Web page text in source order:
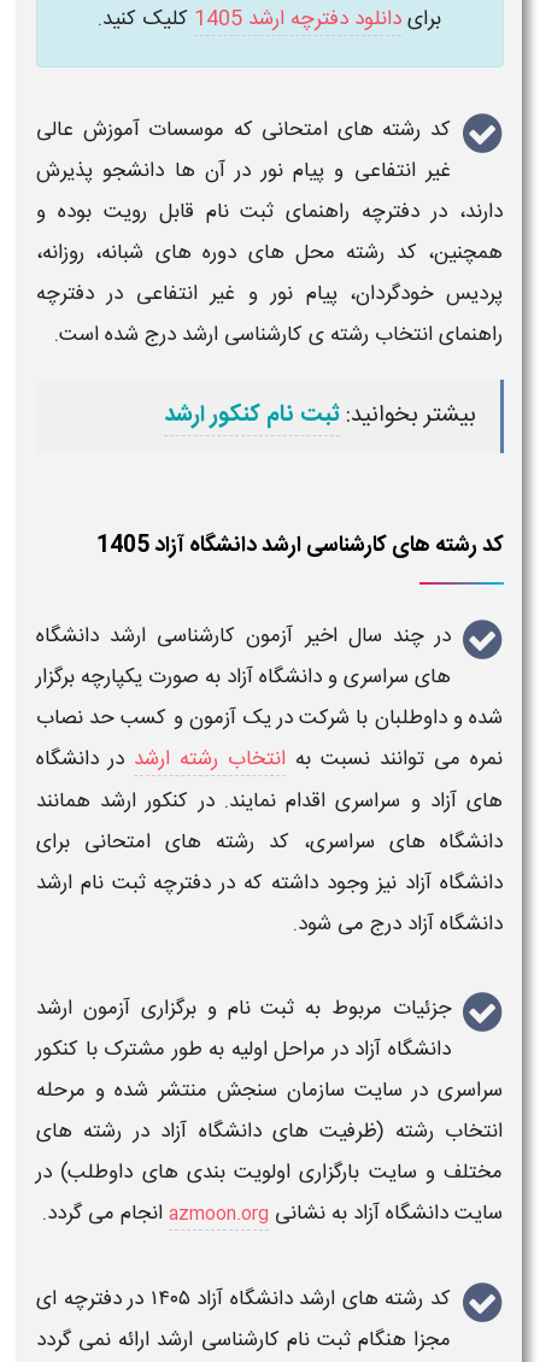
برایدانلود دفترچه ارشد 1405 کلیک کنید.
کد رشته های امتحانی که موسسات آموزش عالی
غیر انتفاعی و پیام نور در آن ها دانشجو پذیرش
دارند، در دفترچه راهنمای ثبت نام قابل رویت بوده و
همچنین، کد رشته محل های دوره های شبانه، روزانه،
پردیس خودگردان، پیام نور و غیر انتفاعی در دفترچه
راهنمای انتخاب رشته ی کارشناسی ارشد درج شده است.
بیشتر بخوانید:ثبت نام کنکور ارشد
کد رشته های کارشناسی ارشد دانشگاه آزاد 1405
در چند سال اخیر آزمون کارشناسی ارشد دانشگاه
های سراسریودانشگاه آزاد به صورت یکپارچه برگزار
شده و داوطلبان با شرکت در یک آزمون و کسب حد نصاب
نمره می توانند نسبت به انتخاب رشته ارشد در دانشگاه
های آزاد و سراسری اقدام نمایند. در کنکور ارشد همانند
دانشگاه های سراسری، کد رشته های امتحانی برای
دانشگاه آزاد نیز وجود داشته که در دفترچه ثبت نام ارشد
دانشگاه آزاد درج می شود.
جزئیات مربوط به ثبت نام و برگزاری آزمون ارشد
دانشگاه آزاد در مراحل اولیه به طور مشترک با کنکور
سراسری در سایت سازمان سنجش منتشر شده و مرحله
انتخاب رشته (ظرفیت های دانشگاه آزاددر رشته های
مختلف و سایت بارگزاری اولویت بندی های داوطلب) در
سایتدانشگاه آزاد به نشانی azmoon.org انجام می گردد.
کد رشته های ارشد دانشگاه آزاد ۱۴۰۵ در دفترچه ای
مجزا هنگام ثبت نام کارشناسی ارشد ارائه نمی گردد